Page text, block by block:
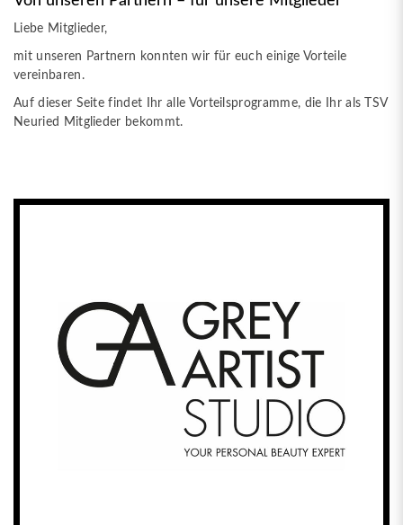
Liebe Mitglieder,
mit unseren Partnern konnten wir für euch einige Vorteile
vereinbaren.
Auf dieser Seite findet Ihr alle Vorteilsprogramme, die Ihr als TSV
Neuried Mitglieder bekommt.